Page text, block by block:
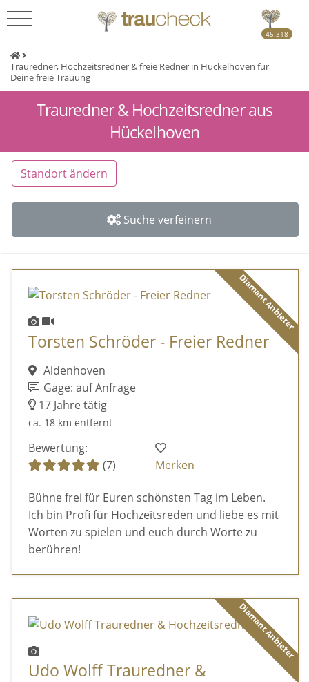
45.318
Trauredner, Hochzeitsredner & freie Redner in Hückelhoven für
Deine freie Trauung
Trauredner & Hochzeitsredner aus
Hückelhoven
Standort ändern
Suche verfeinern
Diamant Anbieter
Torsten Schröder - Freier Redner
Aldenhoven
Gage: auf Anfrage
17 Jahre tätig
ca. 18 km entfernt
Bewertung:
(7)
Merken
Bühne frei für Euren schönsten Tag im Leben.
Ich bin Profi für Hochzeitsreden und liebe es mit
Worten zu spielen und euch durch Worte zu
berühren!
Diamant Anbieter
Udo Wolff Trauredner &